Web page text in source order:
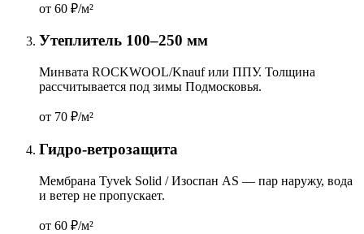
от 60 ₽/м²
Утеплитель 100–250 мм
Минвата ROCKWOOL/Knauf или ППУ. Толщина
рассчитывается под зимы Подмосковья.
от 70 ₽/м²
Гидро-ветрозащита
Мембрана Tyvek Solid / Изоспан AS — пар наружу, вода
и ветер не пропускает.
от 60 ₽/м²